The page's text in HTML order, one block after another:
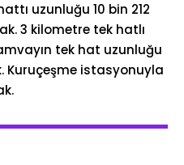
uzunluğu 10 bin 212
3 kilometre tek hatlı
tek hat uzunluğu
Kuruçeşme istasyonuyla